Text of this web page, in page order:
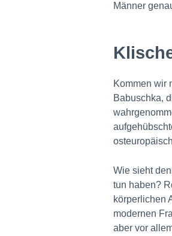
Männer
Kommen wir
Babuschka,
Wie sieht
tun haben?
körperlichen
modernen
aber vor